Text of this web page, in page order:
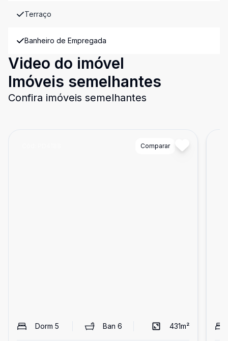
Terraço
Banheiro de Empregada
Video do imóvel
Imóveis semelhantes
Confira imóveis semelhantes
Comparar
Dorm 5 Ban 6 431m²